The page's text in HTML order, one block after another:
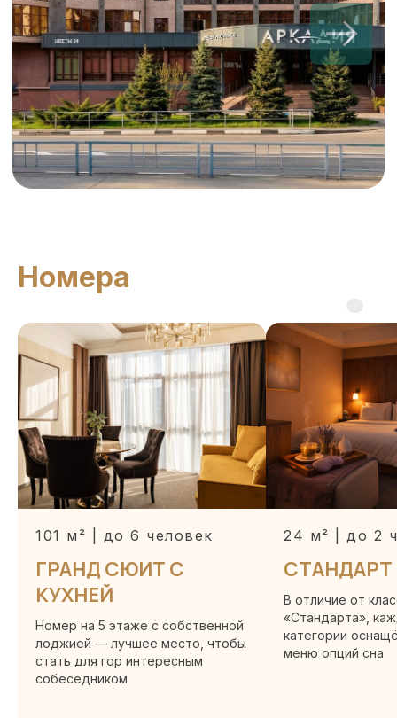
Номера
101 м² | до 6 человек
ГРАНД СЮИТ С
КУХНЕЙ
Номер на 5 этаже с собственной
лоджией — лучшее место, чтобы
стать для гор интересным
собеседником
24 м² | до 2
В отличие от
«Стандарта»,
категории
меню опций сна
тариф и дополнительные услуги. В 3
простых шага заполните анкету
участника программы лояльности
Прованс Отель Клаб и начните
пользоваться скидками и бонусами
уже сейчас.
ЛИСТ ЗАПИСИ ЕГРЮЛ
ПОЛИТИКА
ВЫПИСКА ИЗ РЕЕСТРА
СРЕДСТВ РАЗМЕЩЕНИЯ
ПОЛИТИКА ОБРАБОТКИ
ПЕРСОНАЛЬНЫХ ДАННЫХ
ДОГОВОР ОФЕРТЫ
СВИДЕТЕЛЬСТВО ИНН